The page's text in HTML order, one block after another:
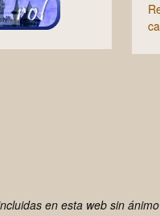
en esta web sin